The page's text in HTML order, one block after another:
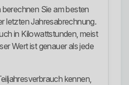
Sie am besten
letzten Jahresabrechnung.
in Kilowattstunden, meist
Wert ist genauer als jede
kennen,